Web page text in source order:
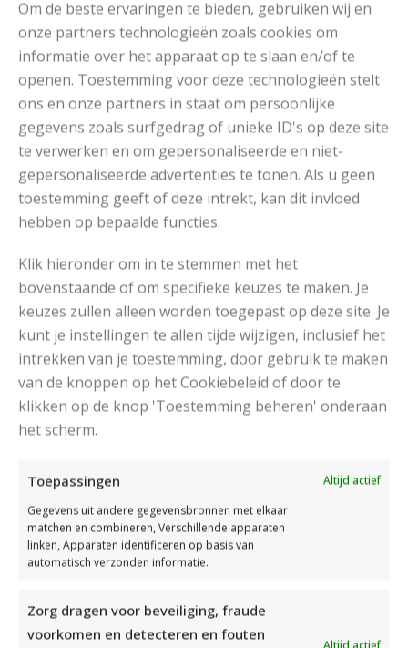
Om de beste ervaringen te bieden, gebruiken wij en
onze partners technologieën zoals cookies om
informatie over het apparaat op te slaan en/of te
openen. Toestemming voor deze technologieën stelt
ons en onze partners in staat om persoonlijke
gegevens zoals surfgedrag of unieke ID's op deze site
te verwerken en om gepersonaliseerde en niet-
gepersonaliseerde advertenties te tonen. Als u geen
toestemming geeft of deze intrekt, kan dit invloed
hebben op bepaalde functies.
Klik hieronder om in te stemmen met het
bovenstaande of om specifieke keuzes te maken. Je
keuzes zullen alleen worden toegepast op deze site. Je
kunt je instellingen te allen tijde wijzigen, inclusief het
intrekken van je toestemming, door gebruik te maken
van de knoppen op het Cookiebeleid of door te
klikken op de knop 'Toestemming beheren' onderaan
het scherm.
Toepassingen
Altijd actief
Gegevens uit andere gegevensbronnen met elkaar
matchen en combineren, Verschillende apparaten
linken, Apparaten identificeren op basis van
automatisch verzonden informatie.
Zorg dragen voor beveiliging, fraude
voorkomen en detecteren en fouten